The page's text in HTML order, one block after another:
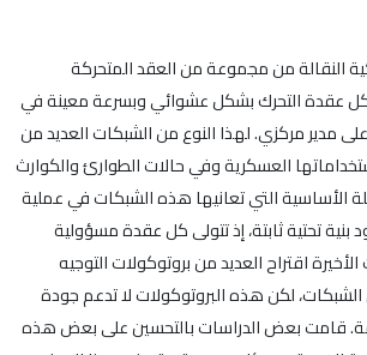
النقالة من مجموعة من العقد المتحركة
كل عقدة التحرك بشكل عشوائي وبسرعة معينة في
مدير مركزي. لهذا النوع من الشبكات العديد من
العسكرية وفي حالات الطوارئ والكوارث
الأساسية التي تعانيها هذه الشبكات في عملية
بنية تحتية ثابتة، إذ تتولى كل عقدة مسؤولية
اقتراح العديد من بروتوكولات التوجيه
الشبكات، لكن هذه البروتوكولات لا تدعم جودة
قامت بعض الدراسات بالتحسين على بعض هذه